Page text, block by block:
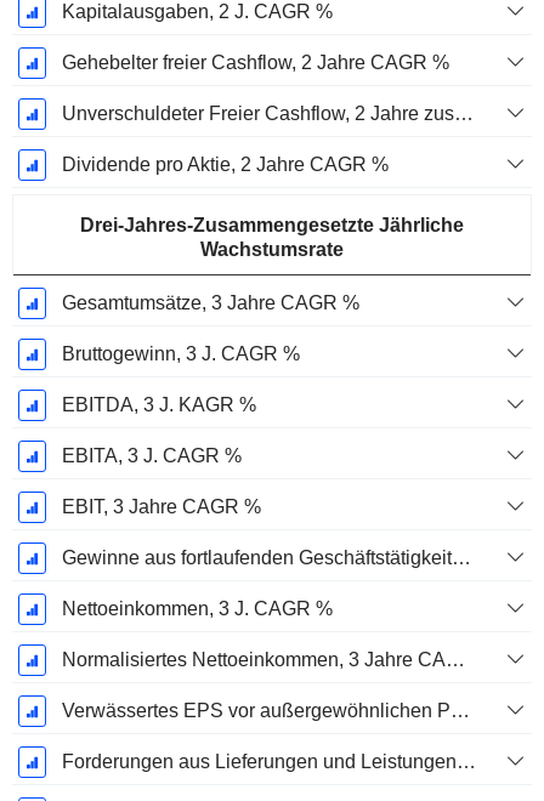
Kapitalausgaben, 2 J. CAGR %
Gehebelter freier Cashflow, 2 Jahre CAGR %
Unverschuldeter Freier Cashflow, 2 Jahre zusammengesetzte jährliche Wachstumsrate %
Dividende pro Aktie, 2 Jahre CAGR %
Drei-Jahres-Zusammengesetzte Jährliche
Wachstumsrate
Gesamtumsätze, 3 Jahre CAGR %
Bruttogewinn, 3 J. CAGR %
EBITDA, 3 J. KAGR %
EBITA, 3 J. CAGR %
EBIT, 3 Jahre CAGR %
Gewinne aus fortlaufenden Geschäftstätigkeiten, 3 Jahre KAGR %
Nettoeinkommen, 3 J. CAGR %
Normalisiertes Nettoeinkommen, 3 Jahre CAGR %
Verwässertes EPS vor außergewöhnlichen Posten, 3-Jahres-CAGR %
Forderungen aus Lieferungen und Leistungen, 3-Jahres-CAGR %